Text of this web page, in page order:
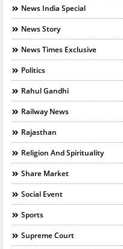
News India Special
News Story
News Times Exclusive
Politics
Rahul Gandhi
Railway News
Rajasthan
Religion And Spirituality
Share Market
Social Event
Sports
Supreme Court